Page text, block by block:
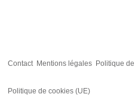
Contact Mentions légales Politique
Politique de cookies (UE)